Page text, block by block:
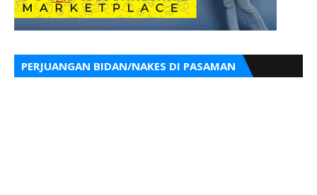
PERJUANGAN BIDAN/NAKES DI PASAMAN